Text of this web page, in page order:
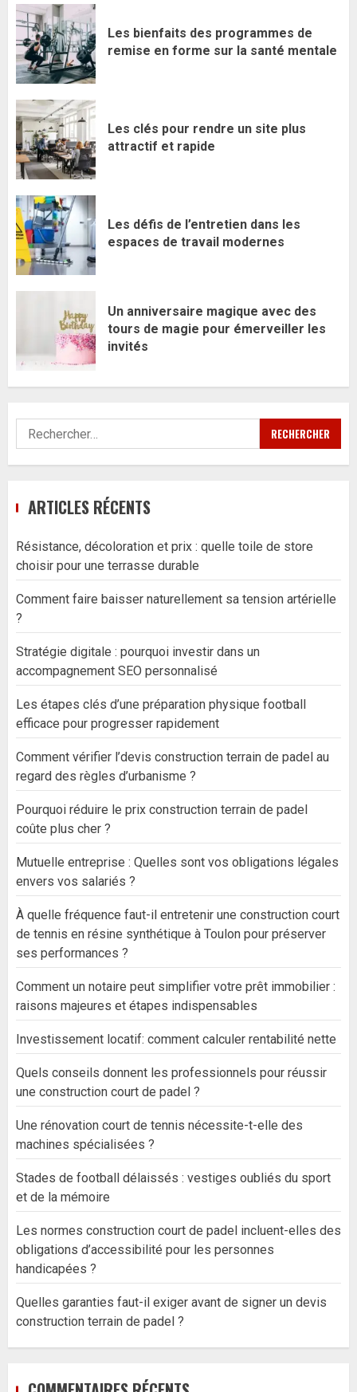
Les bienfaits des programmes de
remise en forme sur la santé mentale
Les clés pour rendre un site plus
attractif et rapide
Les défis de l’entretien dans les
espaces de travail modernes
Un anniversaire magique avec des
tours de magie pour émerveiller les
invités
Rechercher :
ARTICLES RÉCENTS
Résistance, décoloration et prix : quelle toile de store
choisir pour une terrasse durable
Comment faire baisser naturellement sa tension artérielle
?
Stratégie digitale : pourquoi investir dans un
accompagnement SEO personnalisé
Les étapes clés d’une préparation physique football
efficace pour progresser rapidement
Comment vérifier l’devis construction terrain de padel au
regard des règles d’urbanisme ?
Pourquoi réduire le prix construction terrain de padel
coûte plus cher ?
Mutuelle entreprise : Quelles sont vos obligations légales
envers vos salariés ?
À quelle fréquence faut-il entretenir une construction court
de tennis en résine synthétique à Toulon pour préserver
ses performances ?
Comment un notaire peut simplifier votre prêt immobilier :
raisons majeures et étapes indispensables
Investissement locatif: comment calculer rentabilité nette
Quels conseils donnent les professionnels pour réussir
une construction court de padel ?
Une rénovation court de tennis nécessite-t-elle des
machines spécialisées ?
Stades de football délaissés : vestiges oubliés du sport
et de la mémoire
Les normes construction court de padel incluent-elles des
obligations d’accessibilité pour les personnes
handicapées ?
Quelles garanties faut-il exiger avant de signer un devis
construction terrain de padel ?